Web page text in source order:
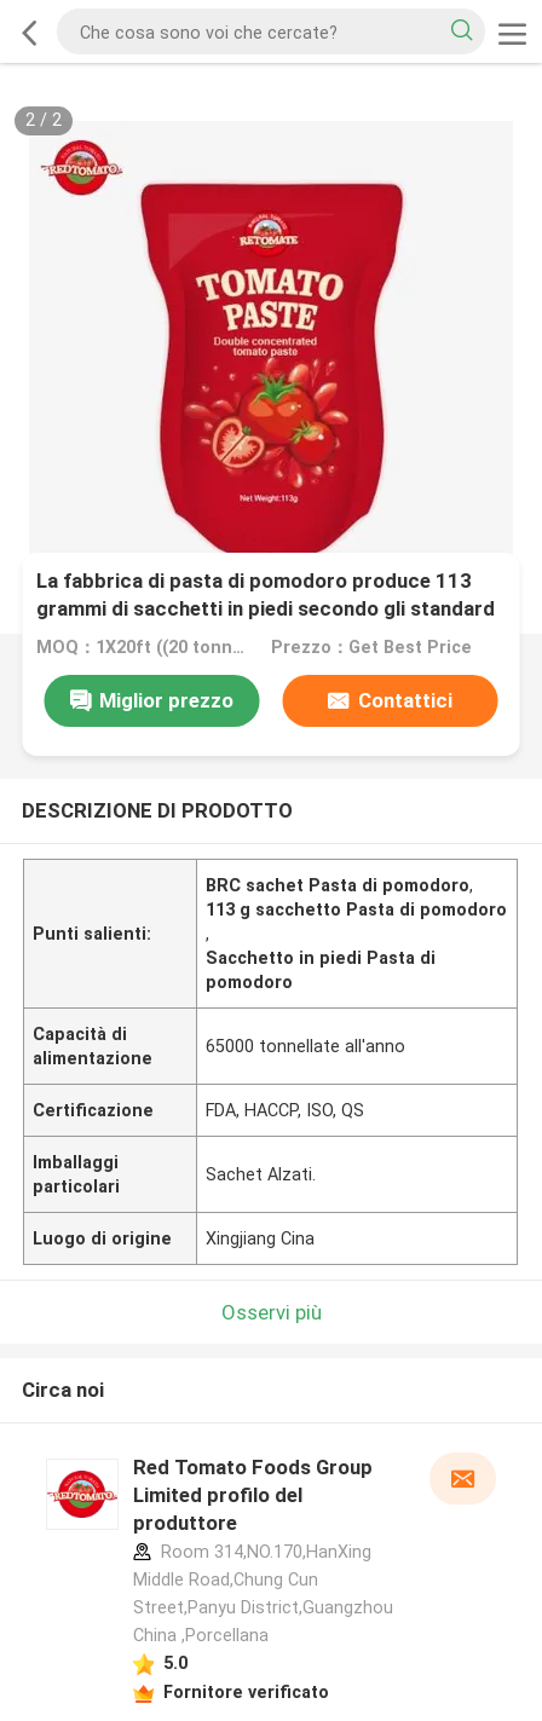
2/ 2
La fabbrica di pasta di pomodoro produce 113
grammi di sacchetti in piedi secondo gli standard
di produzione ISO HACCP BRC e FDA
MOQ：1X20ft ((20 tonnellate per 20ft) Prezzo：Get Best Price
Miglior prezzo Contattici
DESCRIZIONE DI PRODOTTO
Punti salienti:
BRC sachet Pasta di pomodoro,
113 g sacchetto Pasta di pomodoro
,
Sacchetto in piedi Pasta di
pomodoro
Capacità di
alimentazione
65000 tonnellate all'anno
Certificazione FDA, HACCP, ISO, QS
Imballaggi
particolari
Sachet Alzati.
Luogo di origine Xingjiang Cina
Osservi più
Circa noi
Red Tomato Foods Group
Limited profilo del
produttore
Room 314,NO.170,HanXing
Middle Road,Chung Cun
Street,Panyu District,Guangzhou
China ,Porcellana
5.0
Fornitore verificato